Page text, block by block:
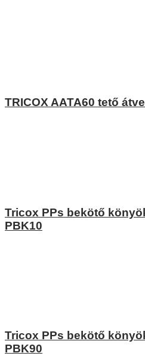
TRICOX AATA60 tető
Tricox PPs bekötő
PBK10
Tricox PPs bekötő
PBK90